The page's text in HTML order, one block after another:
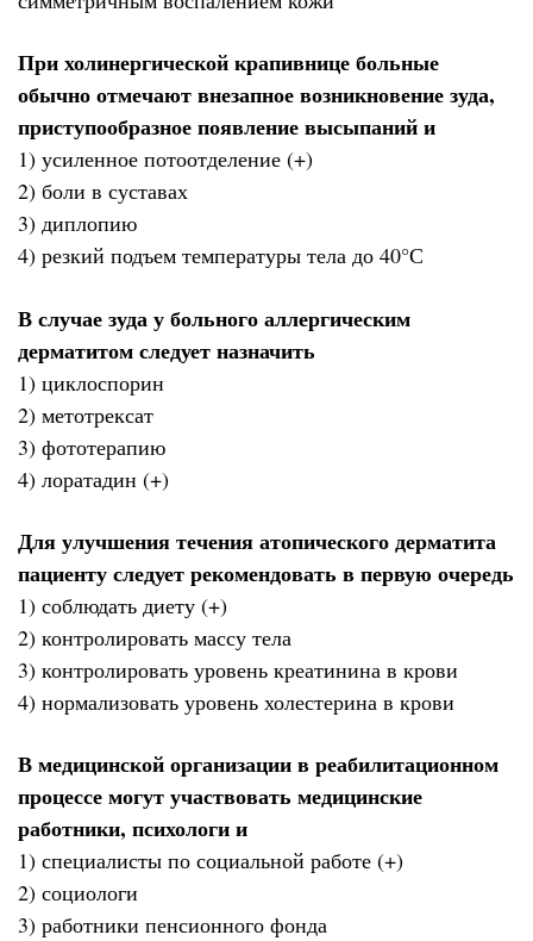
При холинергической крапивнице больные
обычно отмечают внезапное возникновение зуда,
приступообразное появление высыпаний и
1) усиленное потоотделение (+)
2) боли в суставах
3) диплопию
4) резкий подъем температуры тела до 40°С
В случае зуда у больного аллергическим
дерматитом следует назначить
1) циклоспорин
2) метотрексат
3) фототерапию
4) лоратадин (+)
Для улучшения течения атопического дерматита
пациенту следует рекомендовать в первую очередь
1) соблюдать диету (+)
2) контролировать массу тела
3) контролировать уровень креатинина в крови
4) нормализовать уровень холестерина в крови
В медицинской организации в реабилитационном
процессе могут участвовать медицинские
работники, психологи и
1) специалисты по социальной работе (+)
2) социологи
3) работники пенсионного фонда